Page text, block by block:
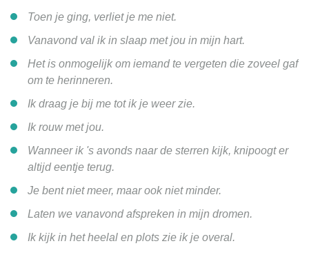
Toen je ging, verliet je me niet.
Vanavond val ik in slaap met jou in mijn hart.
Het is onmogelijk om iemand te vergeten die zoveel gaf
om te herinneren.
Ik draag je bij me tot ik je weer zie.
Ik rouw met jou.
Wanneer ik 's avonds naar de sterren kijk, knipoogt er
altijd eentje terug.
Je bent niet meer, maar ook niet minder.
Laten we vanavond afspreken in mijn dromen.
Ik kijk in het heelal en plots zie ik je overal.